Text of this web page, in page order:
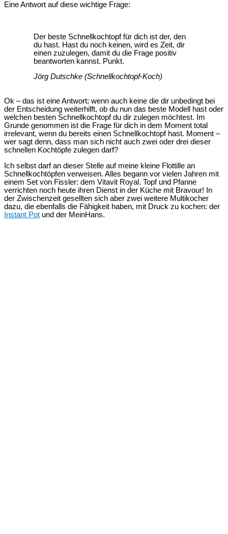
Eine Antwort auf diese wichtige Frage:
Der beste Schnellkochtopf für dich ist der, den
du hast. Hast du noch keinen, wird es Zeit, dir
einen zuzulegen, damit du die Frage positiv
beantworten kannst. Punkt.
Jörg Dutschke (Schnellkochtopf-Koch)
Ok – das ist eine Antwort; wenn auch keine die dir unbedingt bei
der Entscheidung weiterhilft, ob du nun das beste Modell hast oder
welchen besten Schnellkochtopf du dir zulegen möchtest. Im
Grunde genommen ist die Frage für dich in dem Moment total
irrelevant, wenn du bereits einen Schnellkochtopf hast. Moment –
wer sagt denn, dass man sich nicht auch zwei oder drei dieser
schnellen Kochtöpfe zulegen darf?
Ich selbst darf an dieser Stelle auf meine kleine Flottille an
Schnellkochtöpfen verweisen. Alles begann vor vielen Jahren mit
einem Set von Fissler: dem Vitavit Royal. Topf und Pfanne
verrichten noch heute ihren Dienst in der Küche mit Bravour! In
der Zwischenzeit gesellten sich aber zwei weitere Multikocher
dazu, die ebenfalls die Fähigkeit haben, mit Druck zu kochen: der
Instant Pot und der MeinHans.